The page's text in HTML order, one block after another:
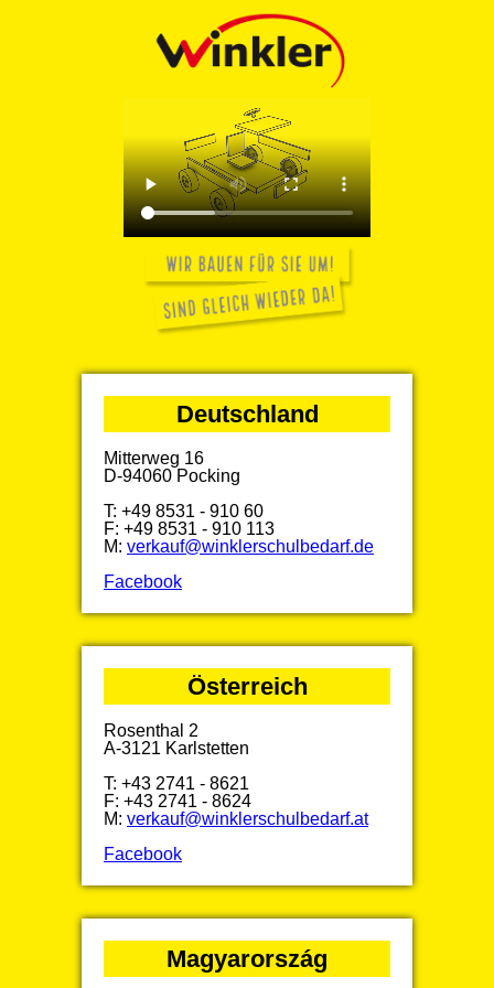
Deutschland
Mitterweg 16
D-94060 Pocking
T: +49 8531 - 910 60
F: +49 8531 - 910 113
M: verkauf@winklerschulbedarf.de
Facebook
Österreich
Rosenthal 2
A-3121 Karlstetten
T: +43 2741 - 8621
F: +43 2741 - 8624
M: verkauf@winklerschulbedarf.at
Facebook
Magyarország